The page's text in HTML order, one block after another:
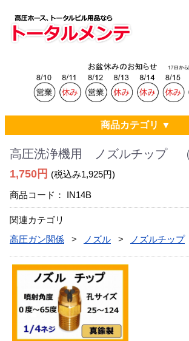
商品カテゴリ ▼
高圧洗浄機用 ノズルチップ
1,750円 (税込み1,925円)
商品コード：
IN14B
関連カテゴリ
高圧ガン関係
ノズル ノズルチップ